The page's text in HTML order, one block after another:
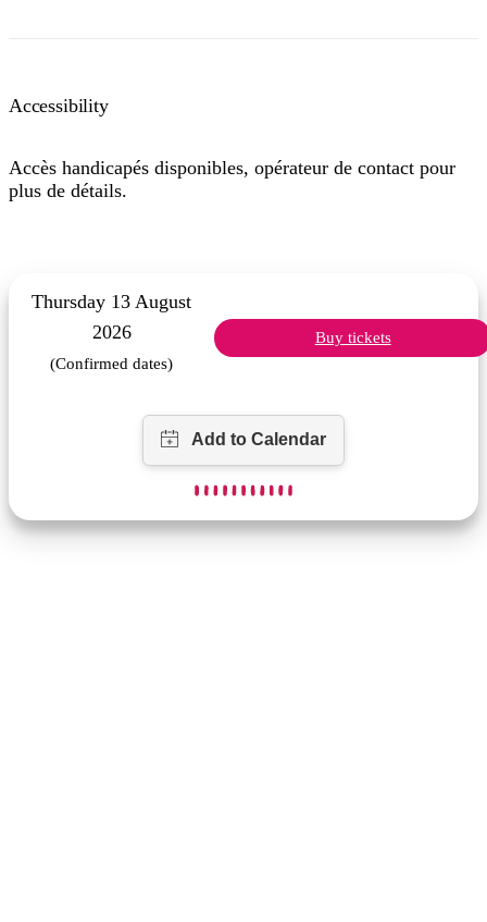
Accessibility
Accès handicapés disponibles, opérateur de contact pour
plus de détails.
Thursday 13 August
2026
(Confirmed dates)
Buy tickets